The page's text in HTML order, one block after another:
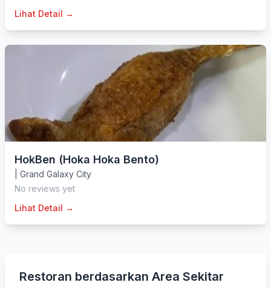
Lihat Detail →
HokBen (Hoka Hoka Bento)
Grand Galaxy City
No reviews yet
Lihat Detail →
Restoran berdasarkan Area Sekitar